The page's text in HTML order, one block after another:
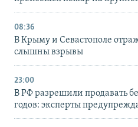
08:36
В Крыму и Севастополе
слышны взрывы
23:00
В РФ разрешили продавать
годов: эксперты